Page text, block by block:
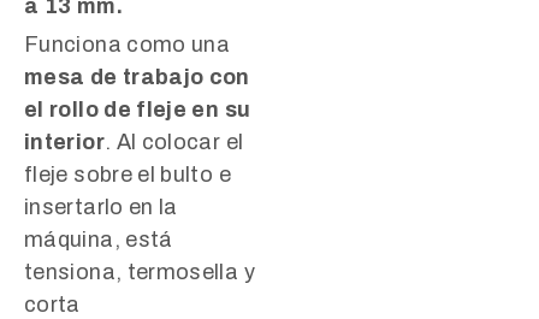
a 13 mm.
Funciona como una
mesa de trabajo con
el rollo de fleje en su
interior. Al colocar el
fleje sobre el bulto e
insertarlo en la
máquina, está
tensiona, termosella y
corta